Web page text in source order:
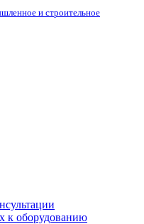
и строительное
к оборудованию